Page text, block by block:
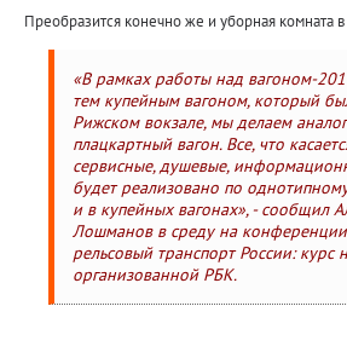
Преобразится конечно же и уборная комната в
«В рамках работы над вагоном-
тем купейным вагоном, который
Рижском вокзале, мы делаем
плацкартный вагон. Все, что
сервисные, душевые,
будет реализовано по
и в купейных вагонах», - сообщил
Лошманов в среду на
рельсовый транспорт России: курс
организованной РБК.